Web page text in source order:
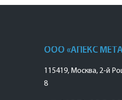
ООО «АПЕКС
115419, Москва, 2-й
8